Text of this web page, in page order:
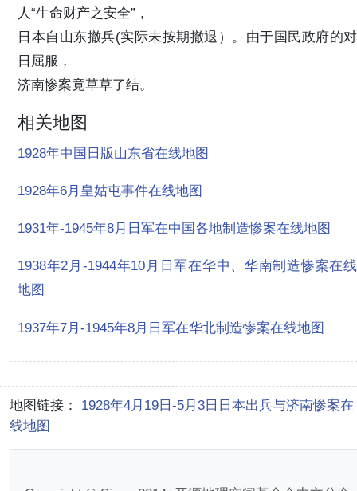
人“生命财产之安全”，
日本自山东撤兵(实际未按期撤退）。由于国民政府的对
日屈服，
济南惨案竟草草了结。
相关地图
1928年中国日版山东省在线地图
1928年6月皇姑屯事件在线地图
1931年-1945年8月日军在中国各地制造惨案在线地图
1938年2月-1944年10月日军在华中、华南制造惨案在线
地图
1937年7月-1945年8月日军在华北制造惨案在线地图
地图链接： 1928年4月19日-5月3日日本出兵与济南惨案在
线地图